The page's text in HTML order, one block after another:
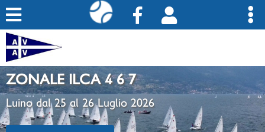
ZONALE ILCA 4 6 7
Luino dal 25 al 26 Luglio 2026